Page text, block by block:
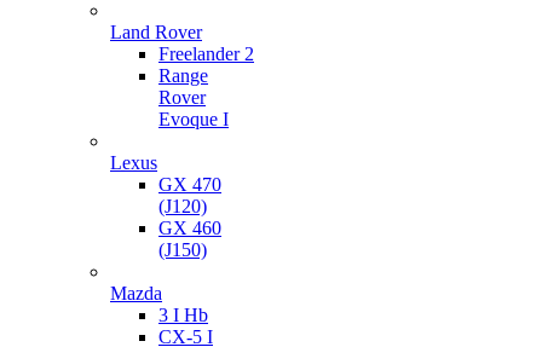
Land Rover
Freelander 2
Range
Rover
Evoque I
Lexus
GX 470
(J120)
GX 460
(J150)
Mazda
3 I Hb
CX-5 I